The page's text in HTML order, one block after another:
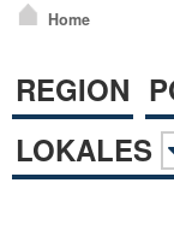
Home
REGION
LOKALES